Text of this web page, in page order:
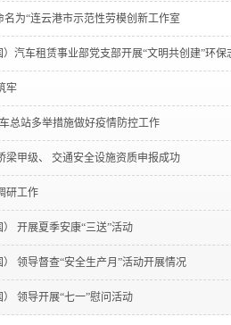
为“连云港市示范性劳模创新工作室
汽车租赁事业部党支部开展“文明共创建”环保
牢
总站多举措施做好疫情防控工作
梁甲级、 交通安全设施资质申报成功
研工作
开展夏季安康“三送”活动
领导督查“安全生产月”活动开展情况
领导开展“七一”慰问活动